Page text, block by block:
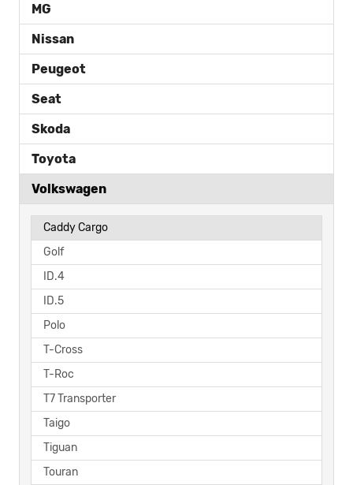
MG
Nissan
Peugeot
Seat
Skoda
Toyota
Volkswagen
Caddy Cargo
Golf
ID.4
ID.5
Polo
T-Cross
T-Roc
T7 Transporter
Taigo
Tiguan
Touran